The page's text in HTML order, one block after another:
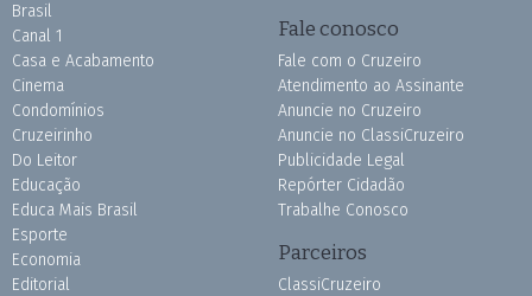
Brasil
Canal 1
Casa e Acabamento
Cinema
Condomínios
Cruzeirinho
Do Leitor
Educação
Educa Mais Brasil
Esporte
Economia
Editorial
Fale conosco
Fale com o Cruzeiro
Atendimento ao Assinante
Anuncie no Cruzeiro
Anuncie no ClassiCruzeiro
Publicidade Legal
Repórter Cidadão
Trabalhe Conosco
Parceiros
ClassiCruzeiro